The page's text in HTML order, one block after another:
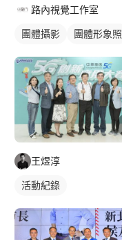
路內視覺工作室
團體攝影 團體形象照
王煜淳
活動紀錄